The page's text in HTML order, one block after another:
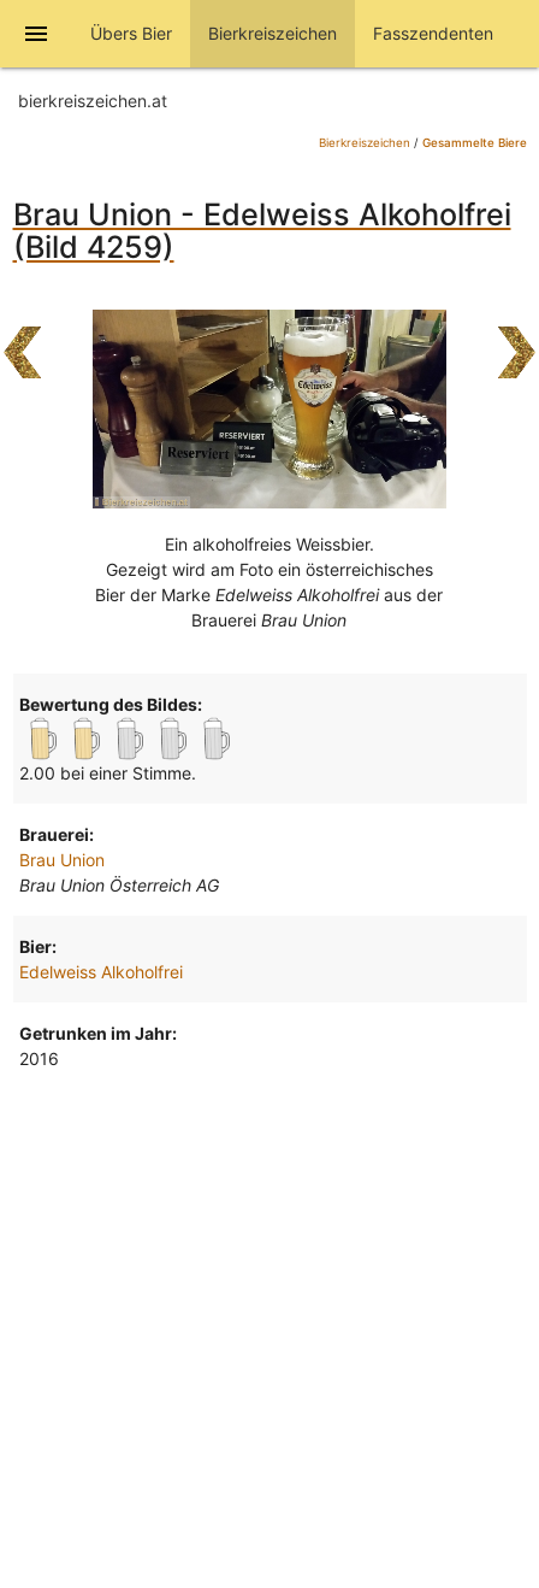
menu Übers Bier Bierkreiszeichen Fasszendenten
bierkreiszeichen.at
Bierkreiszeichen / Gesammelte Biere
Brau Union - Edelweiss Alkoholfrei
(Bild 4259)
Ein alkoholfreies Weissbier.
Gezeigt wird am Foto ein österreichisches
Bier der MarkeEdelweiss Alkoholfreiaus der
BrauereiBrau Union
Bewertung des Bildes:
2.00 bei einer Stimme.
Brauerei:
Brau Union
Brau Union Österreich AG
Bier:
Edelweiss Alkoholfrei
Getrunken im Jahr:
2016